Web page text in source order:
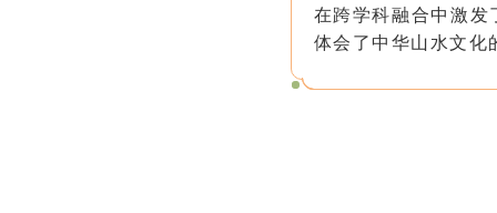
在跨学科融合中激发
体会 了 中华山水文化